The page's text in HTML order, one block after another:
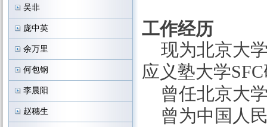
吴非
庞中英
余万里
何包钢
李晨阳
赵穗生
工作经历
现为北京大
应义塾大学SFC
曾任北京大
曾为中国人